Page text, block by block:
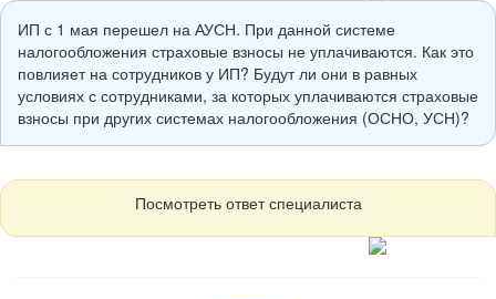
ИП с 1 мая перешел на АУСН. При данной системе
налогообложения страховые взносы не уплачиваются. Как это
повлияет на сотрудников у ИП? Будут ли они в равных
условиях с сотрудниками, за которых уплачиваются страховые
взносы при других системах налогообложения (ОСНО, УСН)?
Посмотреть ответ специалиста